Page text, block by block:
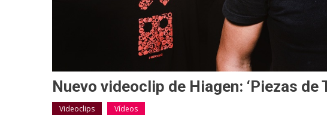
Nuevo videoclip de Hiagen: ‘Piezas de
Videoclips Vídeos